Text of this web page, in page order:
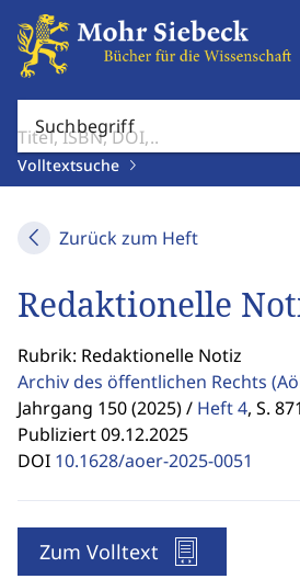
Suchbegriff
Volltextsuche
Zurück zum Heft
Redaktionelle
Rubrik: Redaktionelle Notiz
Archiv des öffentlichen Rechts
Jahrgang 150 (2025) / Heft 4, S.
Publiziert 09.12.2025
DOI 10.1628/aoer-2025-0051
Zum Volltext